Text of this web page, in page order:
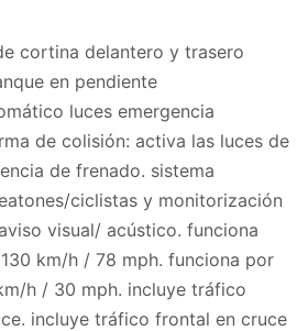
cortina delantero y trasero
en pendiente
luces emergencia
de colisión: activa las luces de
de frenado. sistema
ciclistas y monitorización
visual/ acústico. funciona
km/h / 78 mph. funciona por
h / 30 mph. incluye tráfico
incluye tráfico frontal en cruce